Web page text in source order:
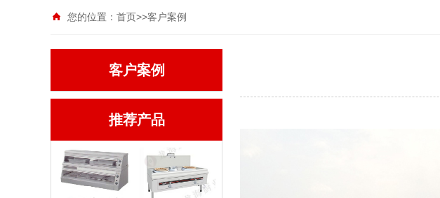
您的位置： 首页>>客户案例
客户案例
推荐产品